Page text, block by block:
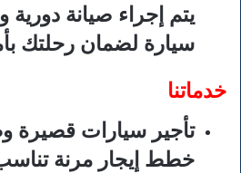
يتم إجراء صيانة
سيارة لضمان رحلتك
خدماتنا
تأجير سيارات قصيرة
خطط إيجار مرنة